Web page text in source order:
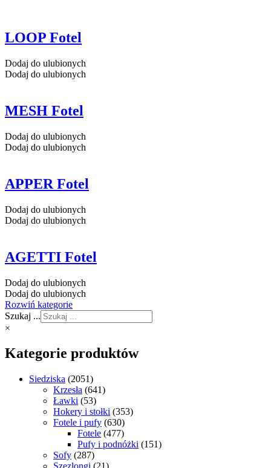
LOOP Fotel
Dodaj do ulubionych
Dodaj do ulubionych
MESH Fotel
Dodaj do ulubionych
Dodaj do ulubionych
APPER Fotel
Dodaj do ulubionych
Dodaj do ulubionych
AGETTI Fotel
Dodaj do ulubionych
Dodaj do ulubionych
Rozwiń kategorie
Szukaj ...
×
Kategorie produktów
Siedziska (2051)
Krzesła (641)
Ławki (53)
Hokery i stołki (353)
Fotele i pufy (630)
Fotele (477)
Pufy i podnóżki (151)
Sofy (287)